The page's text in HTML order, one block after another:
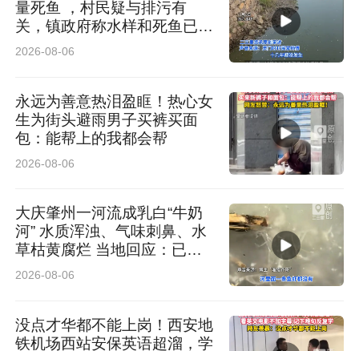
量死鱼 ，村民疑与排污有
关，镇政府称水样和死鱼已送
检
2026-08-06
永远为善意热泪盈眶！热心女
生为街头避雨男子买裤买面
包：能帮上的我都会帮
2026-08-06
大庆肇州一河流成乳白“牛奶
河” 水质浑浊、气味刺鼻、水
草枯黄腐烂 当地回应：已介
入排查
2026-08-06
没点才华都不能上岗！西安地
铁机场西站安保英语超溜，学